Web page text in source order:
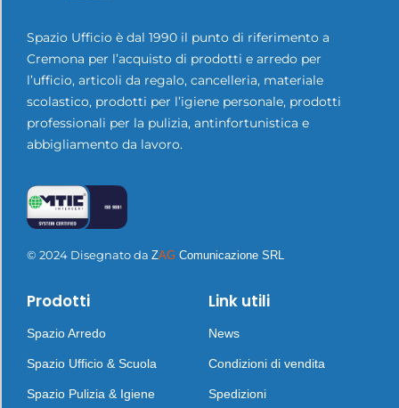
Spazio Ufficio è dal 1990 il punto di riferimento a
Cremona per l’acquisto di prodotti e arredo per
l’ufficio, articoli da regalo, cancelleria, materiale
scolastico, prodotti per l’igiene personale, prodotti
professionali per la pulizia, antinfortunistica e
abbigliamento da lavoro.
© 2024 Disegnato da ZAG Comunicazione SRL
Prodotti
Spazio Arredo
Spazio Ufficio & Scuola
Spazio Pulizia & Igiene
Link utili
News
Condizioni di vendita
Spedizioni